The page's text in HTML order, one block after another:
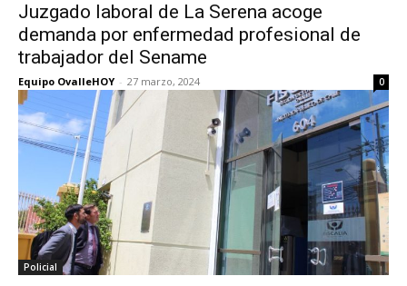
Juzgado laboral de La Serena acoge
demanda por enfermedad profesional de
trabajador del Sename
Equipo OvalleHOY - 27 marzo, 2024 0
Policial